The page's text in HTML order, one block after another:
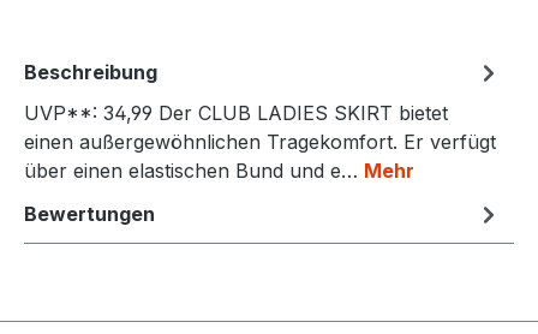
Beschreibung
UVP**: 34,99 Der CLUB LADIES SKIRT bietet
einen außergewöhnlichen Tragekomfort. Er verfügt
über einen elastischen Bund und e… Mehr
Bewertungen